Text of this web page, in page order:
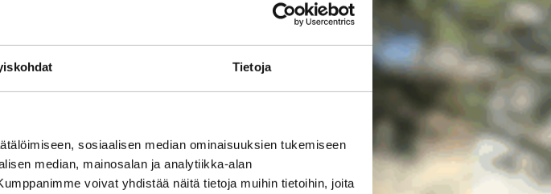
Tietoja
sosiaalisen median ominaisuuksien tukemiseen
median, mainosalan ja analytiikka-alan
voivat yhdistää näitä tietoja muihin tietoihin, joita